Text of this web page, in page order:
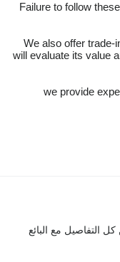
Failure to follow
We also offer trade-
will evaluate its value
– we provide
التفاصيل مع البائع